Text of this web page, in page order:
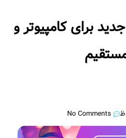
برای کامپیوتر و
No Comments